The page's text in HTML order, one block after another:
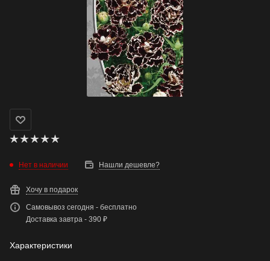
Нет в наличии Нашли дешевле?
Хочу в подарок
Самовывоз сегодня - бесплатно
Доставка завтра - 390 ₽
Характеристики